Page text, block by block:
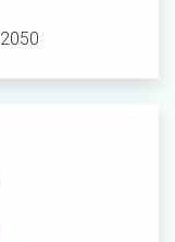
2050